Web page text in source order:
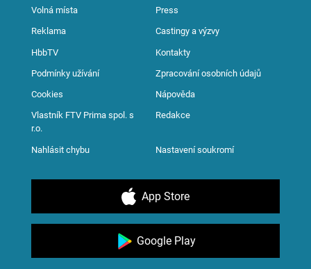
Volná místa Press
Reklama Castingy a výzvy
HbbTV Kontakty
Podmínky užívání Zpracování osobních údajů
Cookies Nápověda
Vlastník FTV Prima spol. s
r.o.
Redakce
Nahlásit chybu Nastavení soukromí
App Store
Google Play